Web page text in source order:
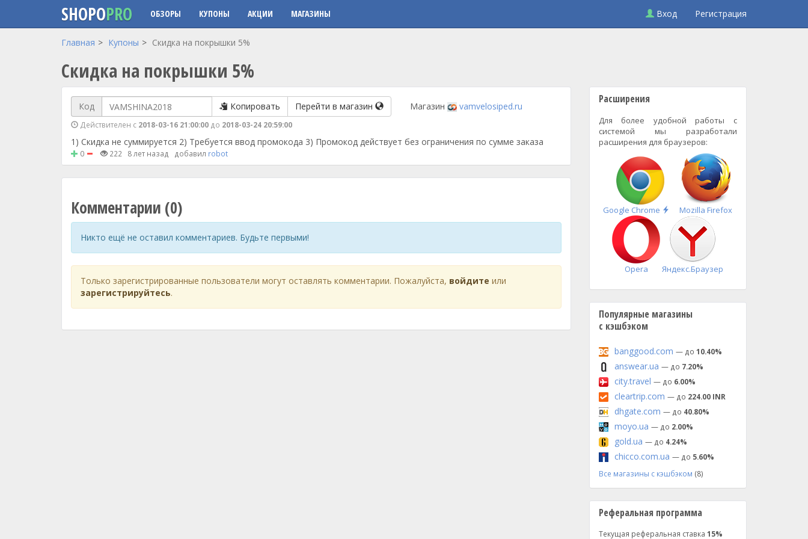
Перейти к основному содержанию
SHOPOPRO ОБЗОРЫ КУПОНЫ АКЦИИ МАГАЗИНЫ Вход Регистрация
Главная Купоны Скидка на покрышки 5%
Скидка на покрышки 5%
Код Копировать Перейти в магазин
Действителен с 2018-03-16 21:00:00 до 2018-03-24 20:59:00
Магазин vamvelosiped.ru
1) Скидка не суммируется 2) Требуется ввод промокода 3) Промокод действует без ограничения по сумме заказа
0 222 8 лет назад добавил robot
Комментарии (0)
Никто ещё не оставил комментариев. Будьте первыми!
Только зарегистрированные пользователи могут оставлять комментарии. Пожалуйста, войдите или
зарегистрируйтесь.
Расширения
Для более удобной работы с
системой мы разработали
расширения для браузеров:
Google Chrome
Быстрая
установка
Mozilla Firefox
Opera Яндекс.Браузер
Популярные магазины
с кэшбэком
banggood.com — до 10.40%
answear.ua — до 7.20%
city.travel — до 6.00%
cleartrip.com — до 224.00 INR
dhgate.com — до 40.80%
moyo.ua — до 2.00%
gold.ua — до 4.24%
chicco.com.ua — до 5.60%
Все магазины с кэшбэком (8)
Реферальная программа
Текущая реферальная ставка 15%